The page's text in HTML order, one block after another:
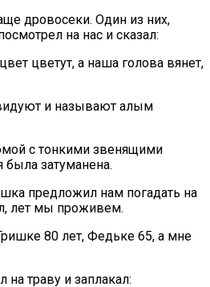
дровосеки. Один из них,
на нас и сказал:
цветут, а наша голова вянет,
и называют алым
с тонкими звенящими
была затуманена.
предложил нам погадать на
лет мы проживем.
80 лет, Федьке 65, а мне
на траву и заплакал: